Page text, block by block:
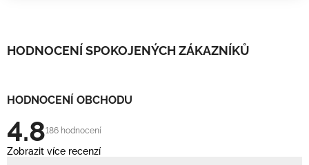
HODNOCENÍ SPOKOJENÝCH ZÁKAZNÍKŮ
HODNOCENÍ OBCHODU
4.8186 hodnocení
Zobrazit více recenzí